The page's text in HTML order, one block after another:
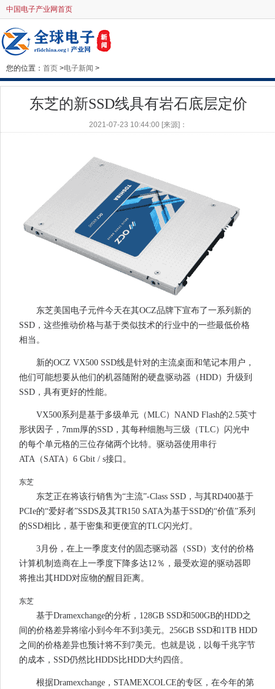
中国电子产业网首页
您的位置： 首页 >电子新闻 >
东芝的新SSD线具有岩石底层定价
2021-07-23 10:44:00 [来源]：
东芝美国电子元件今天在其OCZ品牌下宣布了一系列新的
SSD，这些推动价格与基于类似技术的行业中的一些最低价格
相当。
新的OCZ VX500 SSD线是针对的主流桌面和笔记本用户，
他们可能想要从他们的机器随附的硬盘驱动器（HDD）升级到
SSD，具有更好的性能。
VX500系列是基于多级单元（MLC）NAND Flash的2.5英寸
形状因子，7mm厚的SSD，其每种细胞与三级（TLC）闪光中
的每个单元格的三位存储两个比特。驱动器使用串行
ATA（SATA）6 Gbit / s接口。
东芝
东芝正在将该行销售为“主流”-Class SSD，与其RD400基于
PCIe的“爱好者”SSDS及其TR150 SATA为基于SSD的“价值”系列
的SSD相比，基于密集和更便宜的TLC闪光灯。
3月份，在上一季度支付的固态驱动器（SSD）支付的价格
计算机制造商在上一季度下降多达12％，最受欢迎的驱动器即
将推出其HDD对应物的醒目距离。
东芝
基于Dramexchange的分析，128GB SSD和500GB的HDD之
间的价格差异将缩小到今年不到3美元。256GB SSD和1TB HDD
之间的价格差异也预计将不到7美元。也就是说，以每千兆字节
的成本，SSD仍然比HDDS比HDD大约四倍。
根据Dramexchange，STAMEXCOLCE的专区，在今年的第